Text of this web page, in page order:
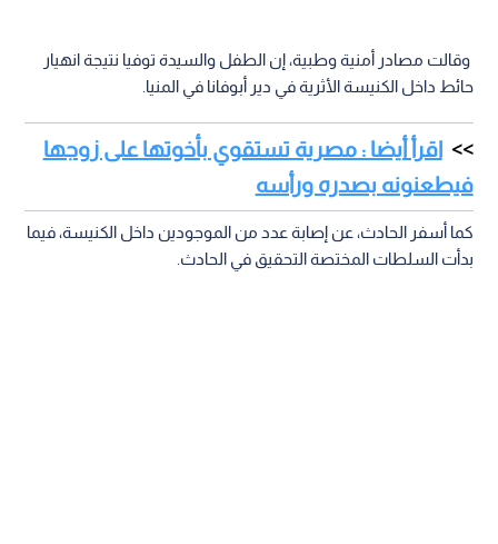
وقالت مصادر أمنية وطبية، إن الطفل والسيدة توفيا نتيجة انهيار
حائط داخل الكنيسة الأثرية في دير أبوفانا في المنيا.
اقرأ أيضا : مصرية تستقوي بأخوتها على زوجها
فيطعنونه بصدره ورأسه
كما أسفر الحادث، عن إصابة عدد من الموجودين داخل الكنيسة، فيما
بدأت السلطات المختصة التحقيق في الحادث.